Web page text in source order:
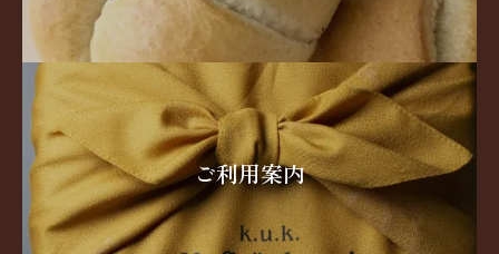
ご利用案内